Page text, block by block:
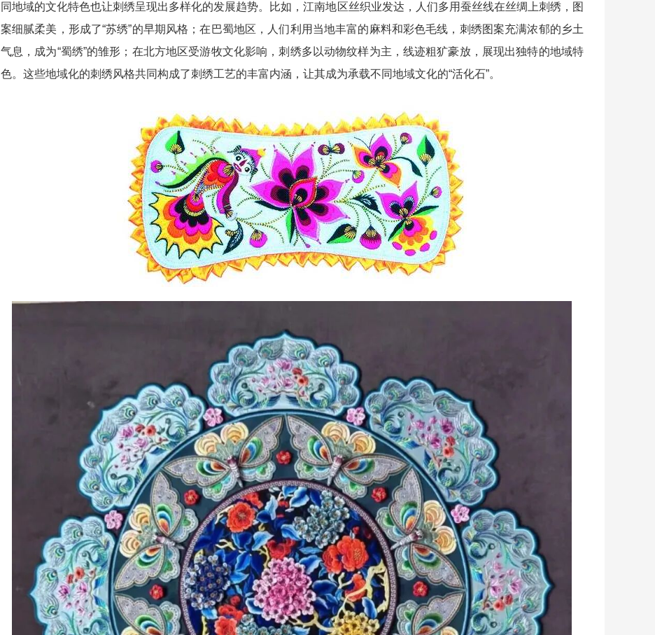
同地域的文化特色也让刺绣呈现出多样化的发展趋势。比如，江南地区丝织业发达，人们多用蚕丝线在丝绸上刺绣，图
案细腻柔美，形成了“苏绣”的早期风格；在巴蜀地区，人们利用当地丰富的麻料和彩色毛线，刺绣图案充满浓郁的乡土
气息，成为“蜀绣”的雏形；在北方地区受游牧文化影响，刺绣多以动物纹样为主，线迹粗犷豪放，展现出独特的地域特
色。这些地域化的刺绣风格共同构成了刺绣工艺的丰富内涵，让其成为承载不同地域文化的“活化石”。